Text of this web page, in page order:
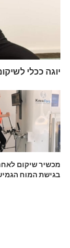
יוגה ככלי
מכשיר שיקום
בגישת המוח